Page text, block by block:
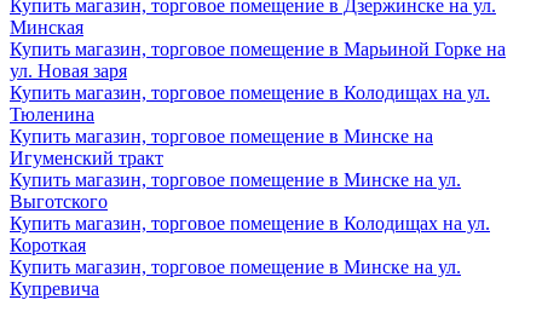
Купить магазин, торговое помещение в Дзержинске на ул.
Минская
Купить магазин, торговое помещение в Марьиной Горке на
ул. Новая заря
Купить магазин, торговое помещение в Колодищах на ул.
Тюленина
Купить магазин, торговое помещение в Минске на
Игуменский тракт
Купить магазин, торговое помещение в Минске на ул.
Выготского
Купить магазин, торговое помещение в Колодищах на ул.
Короткая
Купить магазин, торговое помещение в Минске на ул.
Купревича